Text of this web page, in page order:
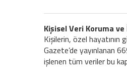
Kişisel Veri Koruma
Kişilerin, özel hayatının
Gazete’de yayınlanan
işlenen tüm veriler bu